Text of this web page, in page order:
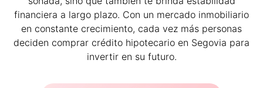
financiera a largo plazo. Con un mercado inmobiliario
en constante crecimiento, cada vez más personas
deciden comprar crédito hipotecario en Segovia para
invertir en su futuro.